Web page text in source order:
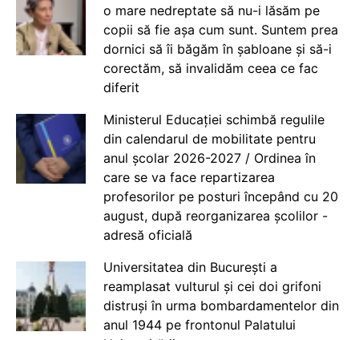
o mare nedreptate să nu-i lăsăm pe
copii să fie așa cum sunt. Suntem prea
dornici să îi băgăm în șabloane și să-i
corectăm, să invalidăm ceea ce fac
diferit
Ministerul Educației schimbă regulile
din calendarul de mobilitate pentru
anul școlar 2026-2027 / Ordinea în
care se va face repartizarea
profesorilor pe posturi începând cu 20
august, după reorganizarea școlilor -
adresă oficială
Universitatea din București a
reamplasat vulturul și cei doi grifoni
distruși în urma bombardamentelor din
anul 1944 pe frontonul Palatului